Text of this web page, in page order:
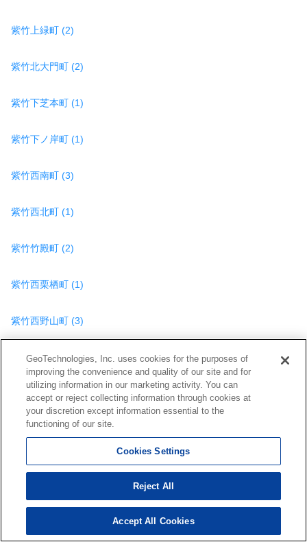
紫竹上緑町 (2)
紫竹北大門町 (2)
紫竹下芝本町 (1)
紫竹下ノ岸町 (1)
紫竹西南町 (3)
紫竹西北町 (1)
紫竹竹殿町 (2)
紫竹西栗栖町 (1)
紫竹西野山町 (3)
紫竹東栗栖町 (1)
紫竹東高縄町 (2)
大将軍一条町 (2)
大将軍東鷹司町 (1)
鷹峯旧土居町 (1)
鷹峯光悦町 (3)
検索結果を見る
GeoTechnologies, Inc. uses cookies for the purposes of
improving the convenience and quality of our site and for
utilizing information in our marketing activity. You can
accept or reject collecting information through cookies at
your discretion except information essential to the
functioning of our site.
Cookies Settings
Reject All
Accept All Cookies